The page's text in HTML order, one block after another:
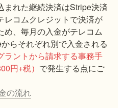
まれた継続決済はStripe決済
レコムクレジットで決済が
め、毎月の入金がテレコム
らそれぞれ別で入金される
ラントから請求する事務手
円+税） で発生する点にご
の流れ